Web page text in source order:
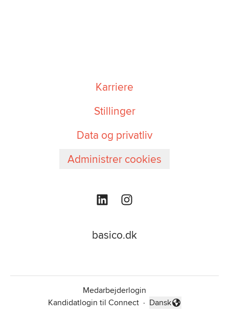
Karriere
Stillinger
Data og privatliv
Administrer cookies
basico.dk
Medarbejderlogin
Kandidatlogin til Connect · Skift sprog
Dansk